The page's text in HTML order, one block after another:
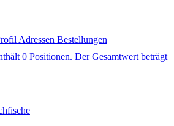
Adressen Bestellungen
0 Positionen. Der Gesamtwert beträgt